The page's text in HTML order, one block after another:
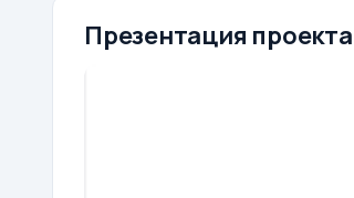
Презентация проекта